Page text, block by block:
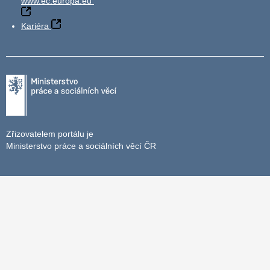
Kariéra
Zřizovatelem portálu je
Ministerstvo práce a sociálních věcí ČR